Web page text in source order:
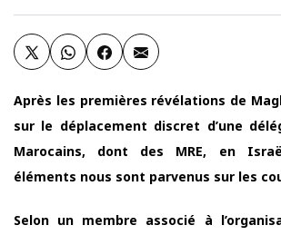
Après les premières révélations de
sur le déplacement discret d’une
Marocains, dont des MRE, en
éléments nous sont parvenus sur les
Selon un membre associé à